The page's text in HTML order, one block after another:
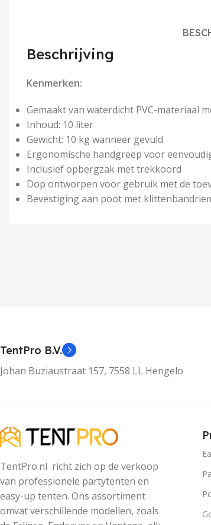
Beschrijving
Kenmerken:
Gemaakt van waterdicht PVC-materiaal
Inhoud: 10 liter
Gewicht: 10 kg wanneer gevuld
Ergonomische handgreep voor
Inclusief opbergzak met trekkoord
Dop ontworpen voor gebruik met de
Bevestiging aan poot met
TentPro B.V.
Johan Buziaustraat 157, 7558 LL Hengelo
TentPro.nl richt zich op de verkoop
van professionele partytenten en
easy-up tenten. Ons assortiment
omvat verschillende modellen, zoals